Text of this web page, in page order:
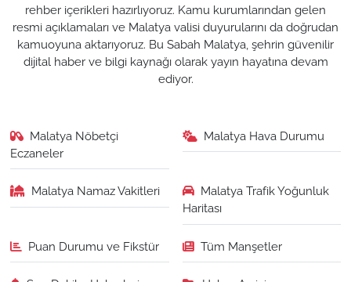
rehber içerikleri hazırlıyoruz. Kamu kurumlarından gelen
resmi açıklamaları ve Malatya valisi duyurularını da doğrudan
kamuoyuna aktarıyoruz. Bu Sabah Malatya, şehrin güvenilir
dijital haber ve bilgi kaynağı olarak yayın hayatına devam
ediyor.
Malatya Nöbetçi
Eczaneler
Malatya Hava Durumu
Malatya Namaz Vakitleri
Malatya Trafik Yoğunluk
Haritası
Puan Durumu ve Fikstür Tüm Manşetler